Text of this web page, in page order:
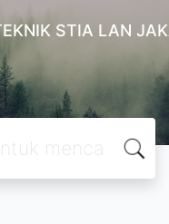
STIA LAN